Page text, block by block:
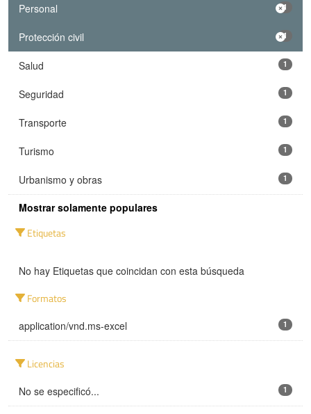
Personal 1
Protección civil 1
Salud 1
Seguridad 1
Transporte 1
Turismo 1
Urbanismo y obras 1
Mostrar solamente populares
Etiquetas
No hay Etiquetas que coincidan con esta búsqueda
Formatos
application/vnd.ms-excel 1
Licencias
No se especificó... 1